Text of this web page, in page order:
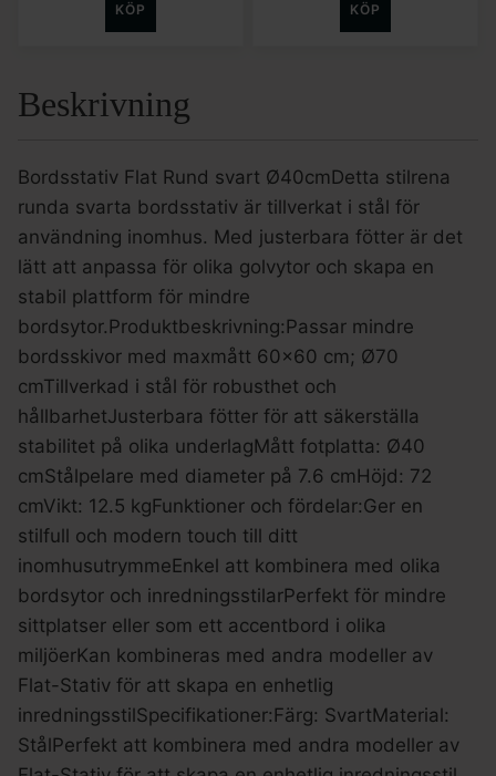
KÖP KÖP
Beskrivning
Bordsstativ Flat Rund svart Ø40cmDetta stilrena
runda svarta bordsstativ är tillverkat i stål för
användning inomhus. Med justerbara fötter är det
lätt att anpassa för olika golvytor och skapa en
stabil plattform för mindre
bordsytor.Produktbeskrivning:Passar mindre
bordsskivor med maxmått 60×60 cm; Ø70
cmTillverkad i stål för robusthet och
hållbarhetJusterbara fötter för att säkerställa
stabilitet på olika underlagMått fotplatta: Ø40
cmStålpelare med diameter på 7.6 cmHöjd: 72
cmVikt: 12.5 kgFunktioner och fördelar:Ger en
stilfull och modern touch till ditt
inomhusutrymmeEnkel att kombinera med olika
bordsytor och inredningsstilarPerfekt för mindre
sittplatser eller som ett accentbord i olika
miljöerKan kombineras med andra modeller av
Flat-Stativ för att skapa en enhetlig
inredningsstilSpecifikationer:Färg: SvartMaterial:
StålPerfekt att kombinera med andra modeller av